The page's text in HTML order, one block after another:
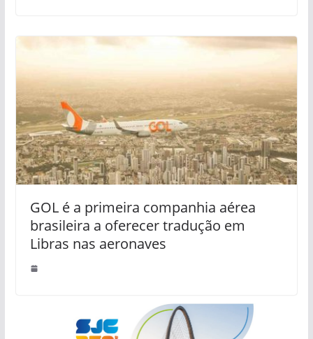
GOL é a primeira companhia aérea
brasileira a oferecer tradução em
Libras nas aeronaves